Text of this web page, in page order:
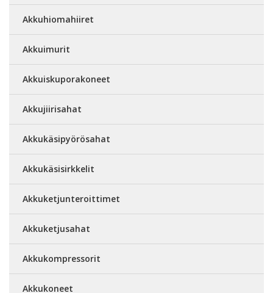
Akkuhiomahiiret
Akkuimurit
Akkuiskuporakoneet
Akkujiirisahat
Akkukäsipyörösahat
Akkukäsisirkkelit
Akkuketjunteroittimet
Akkuketjusahat
Akkukompressorit
Akkukoneet